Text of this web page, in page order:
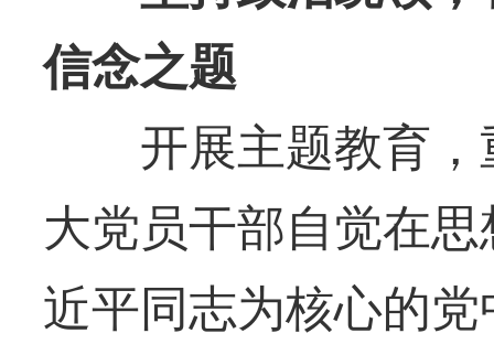
信念之题
开展主题教育，
大党员干部自觉在
近平同志为核心的